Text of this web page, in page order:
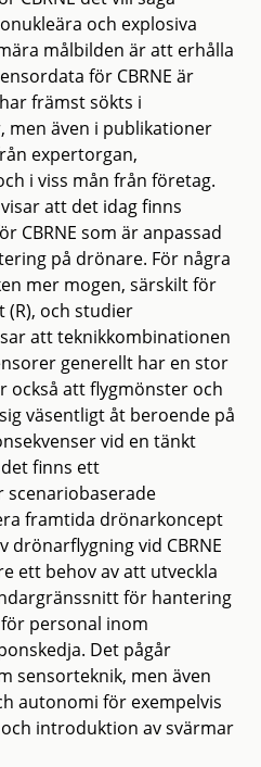
och explosiva
målbilden är att erhålla
för CBRNE är
främst sökts i
men även i publikationer
expertorgan,
i viss mån från företag.
att det idag finns
CBRNE som är anpassad
på drönare. För några
mer mogen, särskilt för
(R), och studier
att teknikkombinationen
generellt har en stor
också att flygmönster och
väsentligt åt beroende på
vid en tänkt
finns ett
scenariobaserade
framtida drönarkoncept
vid CBRNE
ett behov av att utveckla
för hantering
personal inom
Det pågår
sensorteknik, men även
autonomi för exempelvis
introduktion av svärmar